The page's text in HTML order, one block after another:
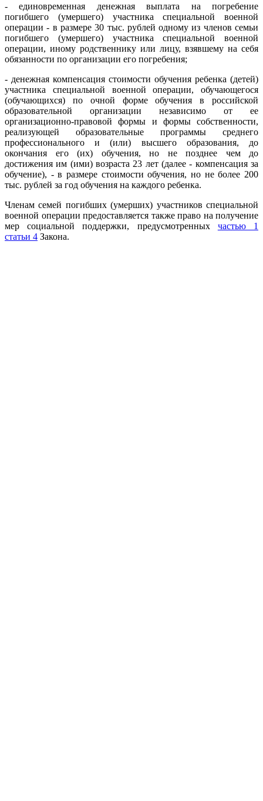
- единовременная денежная выплата на погребение
погибшего (умершего) участника специальной военной
операции - в размере 30 тыс. рублей одному из членов семьи
погибшего (умершего) участника специальной военной
операции, иному родственнику или лицу, взявшему на себя
обязанности по организации его погребения;
- денежная компенсация стоимости обучения ребенка (детей)
участника специальной военной операции, обучающегося
(обучающихся) по очной форме обучения в российской
образовательной организации независимо от ее
организационно-правовой формы и формы собственности,
реализующей образовательные программы среднего
профессионального и (или) высшего образования, до
окончания его (их) обучения, но не позднее чем до
достижения им (ими) возраста 23 лет (далее - компенсация за
обучение), - в размере стоимости обучения, но не более 200
тыс. рублей за год обучения на каждого ребенка.
Членам семей погибших (умерших) участников специальной
военной операции предоставляется также право на получение
мер социальной поддержки, предусмотренных частью 1
статьи 4 Закона.